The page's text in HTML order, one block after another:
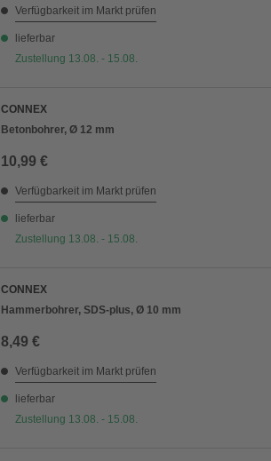
Verfügbarkeit im Markt prüfen
lieferbar
Zustellung 13.08. - 15.08.
CONNEX
Betonbohrer, Ø 12 mm
10,99 €
Verfügbarkeit im Markt prüfen
lieferbar
Zustellung 13.08. - 15.08.
CONNEX
Hammerbohrer, SDS-plus, Ø 10 mm
8,49 €
Verfügbarkeit im Markt prüfen
lieferbar
Zustellung 13.08. - 15.08.